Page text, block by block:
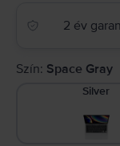
2 év
Szín: Space Gray
Silver